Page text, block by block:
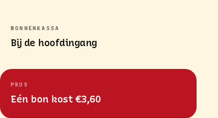
BONNENKASSA
Bij de hoofdingang
PRIJS
Eén bon kost €3,60